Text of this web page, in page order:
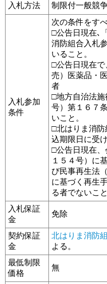
入札方法
制限付一般競
入札参加
条件
次の条件をす
□公告日現在､
消防組合入札
いること。
□公告日現在で
売）医薬品・
者
□地方自治法施
号）第１６７
いこと。
□北はりま消防
込期限日に受
□公告日現在
１５４号）に
び民事再生法
に基づく再生
る者でないこと
入札保証
金
免除
契約保証
金
北はりま消防
よる。
最低制限
価格
無